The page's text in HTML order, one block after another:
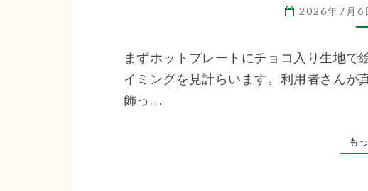
2026年7月
まずホットプレートにチョコ入り生地で
イミングを見計らいます。利用者さんが
飾っ…
も